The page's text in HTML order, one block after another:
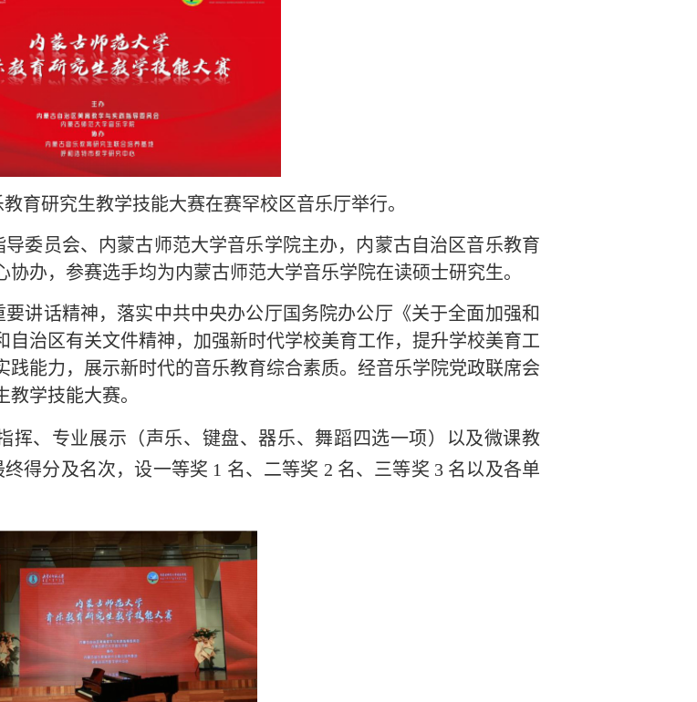
育研究生教学技能大赛在赛罕校区音乐厅举行。
委员会、内蒙古师范大学音乐学院主办，内蒙古自治区音乐教育
办，参赛选手均为内蒙古师范大学音乐学院在读硕士研究生。
讲话精神，落实中共中央办公厅国务院办公厅《关于全面加强和
治区有关文件精神，加强新时代学校美育工作，提升学校美育工
能力，展示新时代的音乐教育综合素质。经音乐学院党政联席会
学技能大赛。
挥、专业展示（声乐、键盘、器乐、舞蹈四选一项）以及微课教
得分及名次，设一等奖 1 名、二等奖 2 名、三等奖 3 名以及各单